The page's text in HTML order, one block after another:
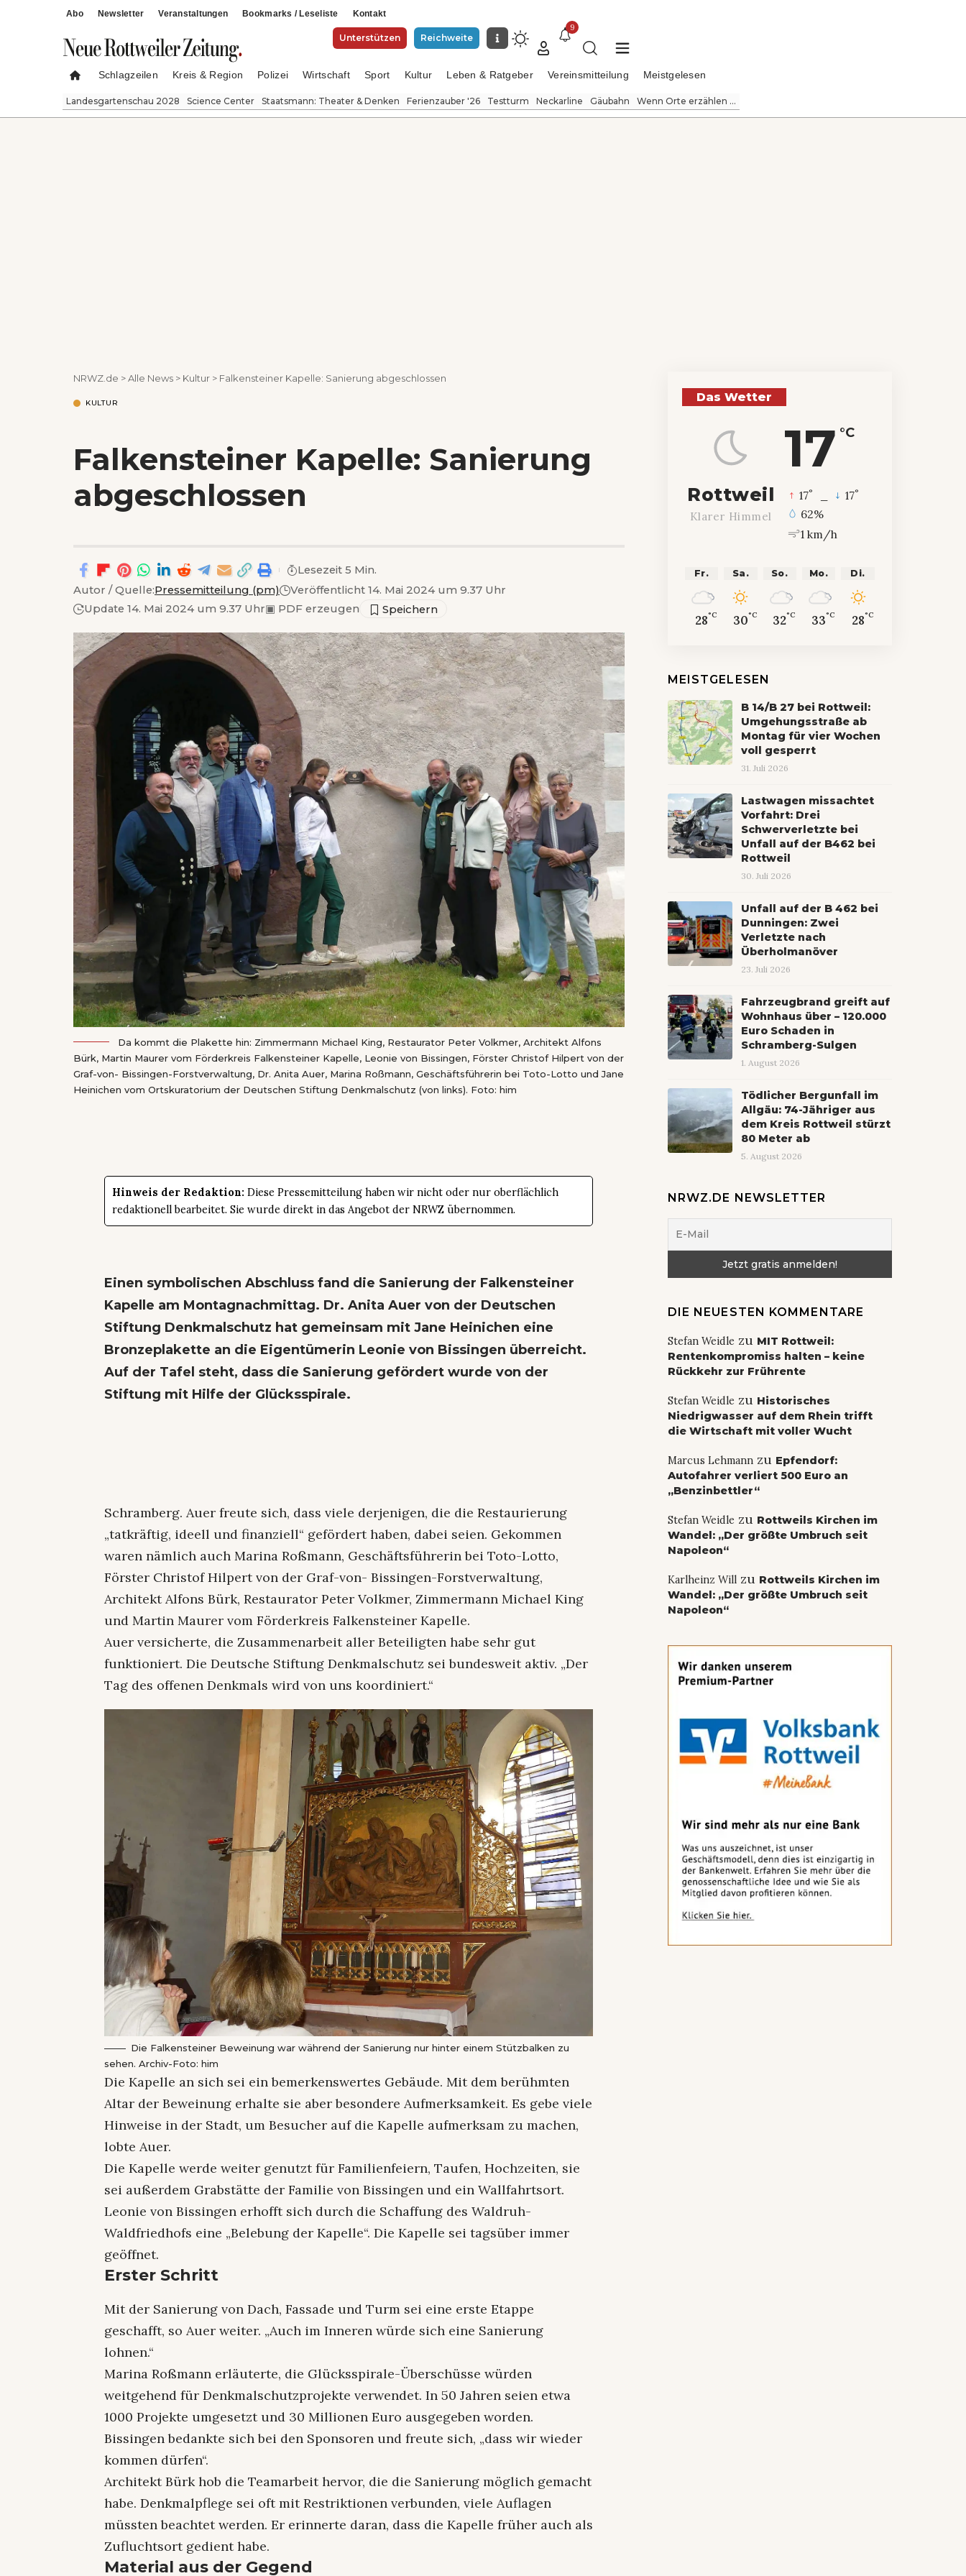
Abo Newsletter Veranstaltungen Bookmarks / Leseliste Kontakt
Unterstützen Reichweite
9
Schlagzeilen Kreis & Region Polizei Wirtschaft Sport Kultur Leben & Ratgeber Vereinsmitteilung Meistgelesen
Landesgartenschau 2028 Science Center Staatsmann: Theater & Denken Ferienzauber '26 Testturm Neckarline Gäubahn Wenn Orte erzählen ...
NRWZ.de >Alle News > Kultur > Falkensteiner Kapelle: Sanierung abgeschlossen
KULTUR
Falkensteiner Kapelle: Sanierung
abgeschlossen
Autor / Quelle:Pressemitteilung (pm)
Veröffentlicht 14. Mai 2024 um 9.37 Uhr
Update 14. Mai 2024 um 9.37 Uhr▣ PDF erzeugen
Lesezeit 5 Min.
Da kommt die Plakette hin: Zimmermann Michael King, Restaurator Peter Volkmer, Architekt Alfons
Bürk, Martin Maurer vom Förderkreis Falkensteiner Kapelle, Leonie von Bissingen, Förster Christof Hilpert von der
Graf-von- Bissingen-Forstverwaltung, Dr. Anita Auer, Marina Roßmann, Geschäftsführerin bei Toto-Lotto und Jane
Heinichen vom Ortskuratorium der Deutschen Stiftung Denkmalschutz (von links). Foto: him
Hinweis der Redaktion: Diese Pressemitteilung haben wir nicht oder nur oberflächlich
redaktionell bearbeitet. Sie wurde direkt in das Angebot der NRWZ übernommen.
Einen symbolischen Abschluss fand die Sanierung der Falkensteiner
Kapelle am Montagnachmittag. Dr. Anita Auer von der Deutschen
Stiftung Denkmalschutz hat gemeinsam mit Jane Heinichen eine
Bronzeplakette an die Eigentümerin Leonie von Bissingen überreicht.
Auf der Tafel steht, dass die Sanierung gefördert wurde von der
Stiftung mit Hilfe der Glücksspirale.
Schramberg. Auer freute sich, dass viele derjenigen, die die Restaurierung
„tatkräftig, ideell und finanziell“ gefördert haben, dabei seien. Gekommen
waren nämlich auch Marina Roßmann, Geschäftsführerin bei Toto-Lotto,
Förster Christof Hilpert von der Graf-von- Bissingen-Forstverwaltung,
Architekt Alfons Bürk, Restaurator Peter Volkmer, Zimmermann Michael King
und Martin Maurer vom Förderkreis Falkensteiner Kapelle.
Auer versicherte, die Zusammenarbeit aller Beteiligten habe sehr gut
funktioniert. Die Deutsche Stiftung Denkmalschutz sei bundesweit aktiv. „Der
Tag des offenen Denkmals wird von uns koordiniert.“
Die Falkensteiner Beweinung war während der Sanierung nur hinter einem Stützbalken zu
sehen. Archiv-Foto: him
Die Kapelle an sich sei ein bemerkenswertes Gebäude. Mit dem berühmten
Altar der Beweinung erhalte sie aber besondere Aufmerksamkeit. Es gebe viele
Hinweise in der Stadt, um Besucher auf die Kapelle aufmerksam zu machen,
lobte Auer.
Die Kapelle werde weiter genutzt für Familienfeiern, Taufen, Hochzeiten, sie
sei außerdem Grabstätte der Familie von Bissingen und ein Wallfahrtsort.
Leonie von Bissingen erhofft sich durch die Schaffung des Waldruh-
Waldfriedhofs eine „Belebung der Kapelle“. Die Kapelle sei tagsüber immer
geöffnet.
Erster Schritt
Mit der Sanierung von Dach, Fassade und Turm sei eine erste Etappe
geschafft, so Auer weiter. „Auch im Inneren würde sich eine Sanierung
lohnen.“
Marina Roßmann erläuterte, die Glücksspirale-Überschüsse würden
weitgehend für Denkmalschutzprojekte verwendet. In 50 Jahren seien etwa
1000 Projekte umgesetzt und 30 Millionen Euro ausgegeben worden.
Bissingen bedankte sich bei den Sponsoren und freute sich, „dass wir wieder
kommen dürfen“.
Architekt Bürk hob die Teamarbeit hervor, die die Sanierung möglich gemacht
habe. Denkmalpflege sei oft mit Restriktionen verbunden, viele Auflagen
müssten beachtet werden. Er erinnerte daran, dass die Kapelle früher auch als
Zufluchtsort gedient habe.
Material aus der Gegend
Das Wetter
17 °C
Rottweil
Klarer Himmel
17° 17°
62%
1 km/h
Fr.
28°C
Sa.
30°C
So.
32°C
Mo.
33°C
Di.
28°C
MEISTGELESEN
B 14/B 27 bei Rottweil:
Umgehungsstraße ab
Montag für vier Wochen
voll gesperrt
31. Juli 2026
Lastwagen missachtet
Vorfahrt: Drei
Schwerverletzte bei
Unfall auf der B462 bei
Rottweil
30. Juli 2026
Unfall auf der B 462 bei
Dunningen: Zwei
Verletzte nach
Überholmanöver
23. Juli 2026
Fahrzeugbrand greift auf
Wohnhaus über – 120.000
Euro Schaden in
Schramberg-Sulgen
1. August 2026
Tödlicher Bergunfall im
Allgäu: 74-Jähriger aus
dem Kreis Rottweil stürzt
80 Meter ab
5. August 2026
NRWZ.DE NEWSLETTER
DIE NEUESTEN KOMMENTARE
Stefan Weidle zu MIT Rottweil:
Rentenkompromiss halten – keine
Rückkehr zur Frührente
Stefan Weidle zu Historisches
Niedrigwasser auf dem Rhein trifft
die Wirtschaft mit voller Wucht
Marcus Lehmannzu Epfendorf:
Autofahrer verliert 500 Euro an
„Benzinbettler“
Stefan Weidle zu Rottweils Kirchen im
Wandel: „Der größte Umbruch seit
Napoleon“
Karlheinz Willzu Rottweils Kirchen im
Wandel: „Der größte Umbruch seit
Napoleon“